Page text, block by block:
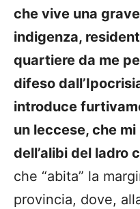
che vive una
indigenza,
quartiere da me
difeso
introduce
un leccese, che
dell’alibi del ladro
che “abita” la
provincia, dove,